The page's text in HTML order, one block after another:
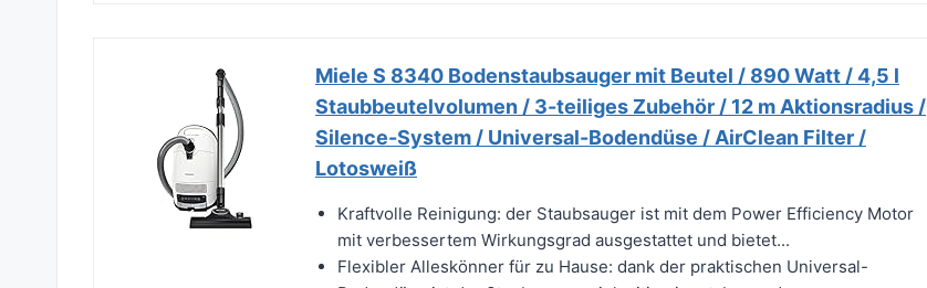
Miele S 8340 Bodenstaubsauger mit Beutel / 890 Watt / 4,5 l
Staubbeutelvolumen / 3-teiliges Zubehör / 12 m Aktionsradius /
Silence-System / Universal-Bodendüse / AirClean Filter /
Lotosweiß
Kraftvolle Reinigung: der Staubsauger ist mit dem Power Efficiency Motor
mit verbessertem Wirkungsgrad ausgestattet und bietet...
Flexibler Alleskönner für zu Hause: dank der praktischen Universal-